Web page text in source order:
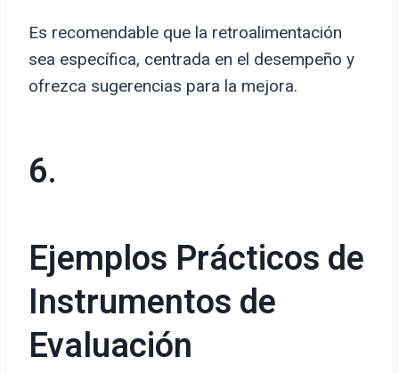
Es recomendable que la retroalimentación
sea específica, centrada en el desempeño y
ofrezca sugerencias para la mejora.
6.
Ejemplos Prácticos de
Instrumentos de
Evaluación